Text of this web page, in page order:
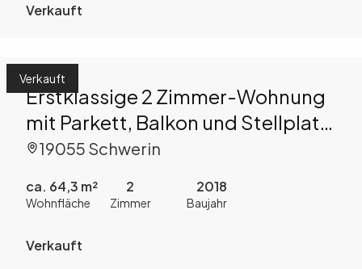
Verkauft
Verkauft
Erstklassige 2 Zimmer-Wohnung
mit Parkett, Balkon und Stellplatz
in ruhiger Lage zu kaufen!
19055 Schwerin
ca. 64,3 m²
Wohnfläche
2
Zimmer
2018
Baujahr
Verkauft